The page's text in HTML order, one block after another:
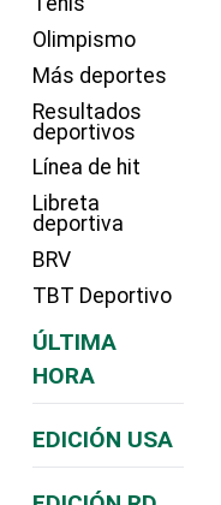
Olimpismo
Más deportes
Resultados
deportivos
Línea de hit
Libreta
deportiva
BRV
TBT Deportivo
ÚLTIMA
HORA
EDICIÓN USA